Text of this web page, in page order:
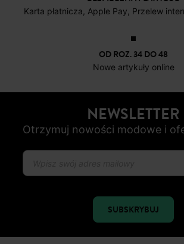
Karta płatnicza, Apple Pay, Przelew
OD ROZ. 34 DO 48
Nowe artykuły online
NEWSLETTER
Otrzymuj nowości modowe i
SUBSKRYBUJ